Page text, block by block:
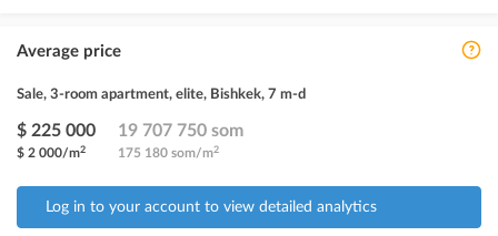
Average price
Sale, 3-room apartment, elite, Bishkek, 7 m-d
$ 225 000
$ 2 000/m2
19 707 750 som
175 180 som/m2
Log in to your account to view detailed analytics